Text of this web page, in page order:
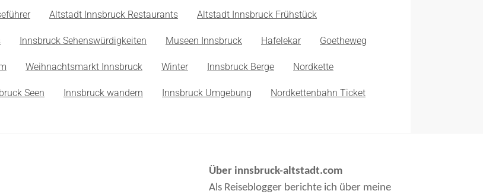
Altstadt Innsbruck Restaurants Altstadt Innsbruck Frühstück
Innsbruck Sehenswürdigkeiten Museen Innsbruck Hafelekar Goetheweg
Weihnachtsmarkt Innsbruck Winter Innsbruck Berge Nordkette
Seen Innsbruck wandern Innsbruck Umgebung Nordkettenbahn Ticket
Über innsbruck-altstadt.com
Als Reiseblogger berichte ich über meine